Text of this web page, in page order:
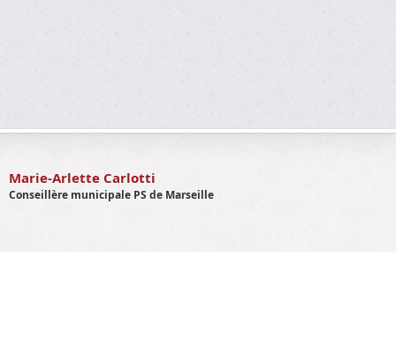
Marie-Arlette Carlotti
Conseillère municipale PS de Marseille